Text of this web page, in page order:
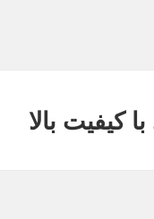
بالا